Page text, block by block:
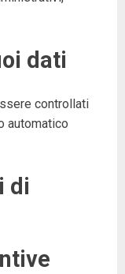
dati
controllati
automatico
di